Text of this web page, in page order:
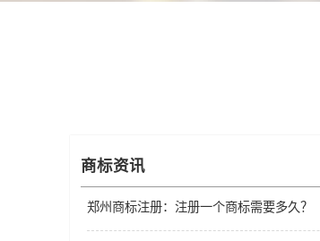
商标资讯
郑州商标注册：注册一个商标需要多久？